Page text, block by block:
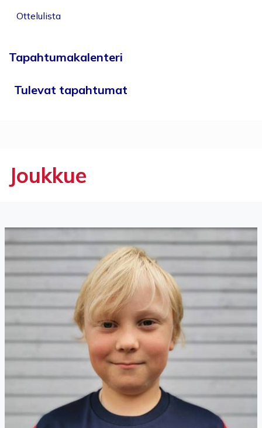
Ottelulista
Tapahtumakalenteri
Tulevat tapahtumat
Joukkue